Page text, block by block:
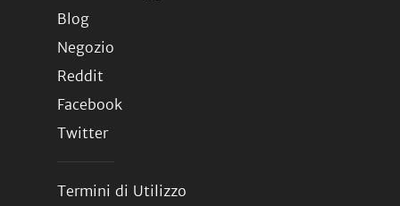
Blog
Negozio
Reddit
Facebook
Twitter
Termini di Utilizzo